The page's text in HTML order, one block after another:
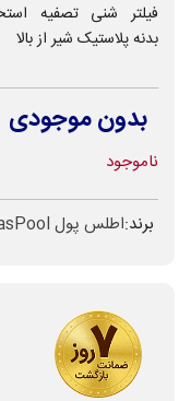
بدنه پلاستیک شیر از بالا
بدون موجودی
ناموجود
برند:اطلس پول AtlasPool